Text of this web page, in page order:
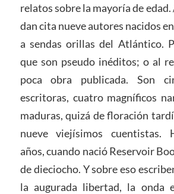
relatos sobre la mayoría de
dan cita nueve autores nacidos
a sendas orillas del Atlántico.
que son pseudo inéditos; o al
poca obra publicada. Son
escritoras, cuatro magníficos
maduras, quizá de floración
nueve viejísimos cuentistas.
años, cuando nació Reservoir
de dieciocho. Y sobre eso
la augurada libertad, la onda